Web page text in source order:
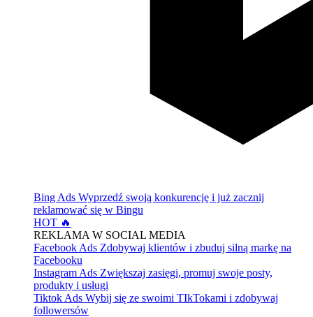
Bing Ads Wyprzedź swoją konkurencję i już zacznij
reklamować się w Bingu
HOT 🔥
REKLAMA W SOCIAL MEDIA
Facebook Ads Zdobywaj klientów i zbuduj silną markę na
Facebooku
Instagram Ads Zwiększaj zasięgi, promuj swoje posty,
produkty i usługi
Tiktok Ads Wybij się ze swoimi TIkTokami i zdobywaj
followersów